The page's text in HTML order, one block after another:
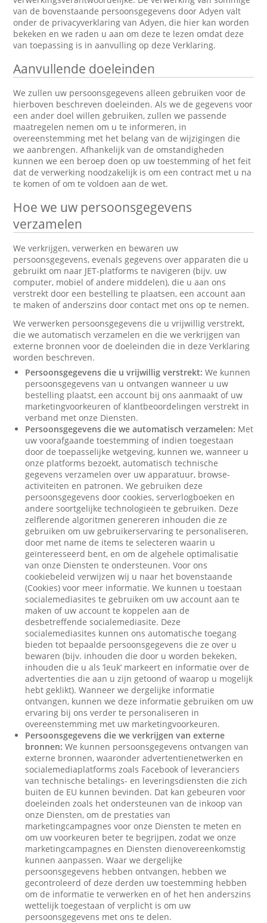
van de bovenstaande persoonsgegevens door Adyen valt
onder de privacyverklaring van Adyen, die hier kan worden
bekeken en we raden u aan om deze te lezen omdat deze
van toepassing is in aanvulling op deze Verklaring.
Aanvullende doeleinden
We zullen uw persoonsgegevens alleen gebruiken voor de
hierboven beschreven doeleinden. Als we de gegevens voor
een ander doel willen gebruiken, zullen we passende
maatregelen nemen om u te informeren, in
overeenstemming met het belang van de wijzigingen die
we aanbrengen. Afhankelijk van de omstandigheden
kunnen we een beroep doen op uw toestemming of het feit
dat de verwerking noodzakelijk is om een contract met u na
te komen of om te voldoen aan de wet.
Hoe we uw persoonsgegevens
verzamelen
We verkrijgen, verwerken en bewaren uw
persoonsgegevens, evenals gegevens over apparaten die u
gebruikt om naar JET-platforms te navigeren (bijv. uw
computer, mobiel of andere middelen), die u aan ons
verstrekt door een bestelling te plaatsen, een account aan
te maken of anderszins door contact met ons op te nemen.
We verwerken persoonsgegevens die u vrijwillig verstrekt,
die we automatisch verzamelen en die we verkrijgen van
externe bronnen voor de doeleinden die in deze Verklaring
worden beschreven.
Persoonsgegevens die u vrijwillig verstrekt: We kunnen
persoonsgegevens van u ontvangen wanneer u uw
bestelling plaatst, een account bij ons aanmaakt of uw
marketingvoorkeuren of klantbeoordelingen verstrekt in
verband met onze Diensten.
Persoonsgegevens die we automatisch verzamelen: Met
uw voorafgaande toestemming of indien toegestaan
door de toepasselijke wetgeving, kunnen we, wanneer u
onze platforms bezoekt, automatisch technische
gegevens verzamelen over uw apparatuur, browse-
activiteiten en patronen. We gebruiken deze
persoonsgegevens door cookies, serverlogboeken en
andere soortgelijke technologieën te gebruiken. Deze
zelflerende algoritmen genereren inhouden die ze
gebruiken om uw gebruikerservaring te personaliseren,
door met name de items te selecteren waarin u
geïnteresseerd bent, en om de algehele optimalisatie
van onze Diensten te ondersteunen. Voor ons
cookiebeleid verwijzen wij u naar het bovenstaande
(Cookies) voor meer informatie. We kunnen u toestaan
socialemediasites te gebruiken om uw account aan te
maken of uw account te koppelen aan de
desbetreffende socialemediasite. Deze
socialemediasites kunnen ons automatische toegang
bieden tot bepaalde persoonsgegevens die ze over u
bewaren (bijv. inhouden die door u worden bekeken,
inhouden die u als ‘leuk’ markeert en informatie over de
advertenties die aan u zijn getoond of waarop u mogelijk
hebt geklikt). Wanneer we dergelijke informatie
ontvangen, kunnen we deze informatie gebruiken om uw
ervaring bij ons verder te personaliseren in
overeenstemming met uw marketingvoorkeuren.
Persoonsgegevens die we verkrijgen van externe
bronnen: We kunnen persoonsgegevens ontvangen van
externe bronnen, waaronder advertentienetwerken en
socialemediaplatforms zoals Facebook of leveranciers
van technische betalings- en leveringsdiensten die zich
buiten de EU kunnen bevinden. Dat kan gebeuren voor
doeleinden zoals het ondersteunen van de inkoop van
onze Diensten, om de prestaties van
marketingcampagnes voor onze Diensten te meten en
om uw voorkeuren beter te begrijpen, zodat we onze
marketingcampagnes en Diensten dienovereenkomstig
kunnen aanpassen. Waar we dergelijke
persoonsgegevens hebben ontvangen, hebben we
gecontroleerd of deze derden uw toestemming hebben
om de informatie te verwerken en of het hen anderszins
wettelijk toegestaan of verplicht is om uw
persoonsgegevens met ons te delen.